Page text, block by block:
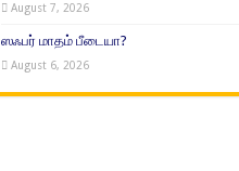
August 7, 2026
ஸஃபர் மாதம் பீடையா?
August 6, 2026